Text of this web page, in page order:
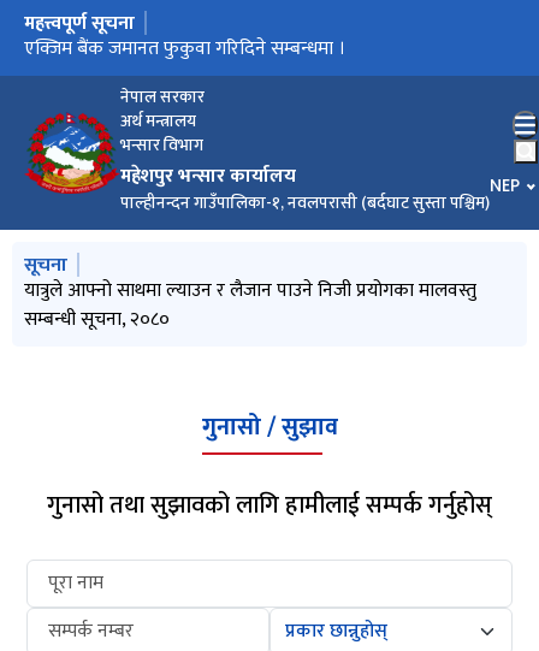
नेपाल सरकार
अर्थ मन्त्रालय
भन्सार विभाग
महेशपुर भन्सार कार्यालय
पाल्हीनन्दन गाउँपालिका-१, नवलपरासी (बर्दघाट सुस्ता पश्चिम)
भाषा
NEP
मुख्य नेभिगेसनमा जानुहोस्
महत्त्वपूर्ण सूचना
हकदावी सम्बन्धी सूचना
एक्जिम बैंक जमानत फुकुवा गरिदिने सम्बन्धमा ।
मालबस्तु लिलाम सम्बन्धी सूचना
बोलपत्र कबोल सम्बन्धी सूचना
महेशपुर भन्सार कार्यालयको सवारी तथा ढुवानीका साधनहरुको लिलाम
सम्बन्धी सूचना
भन्सार जाँचपास, यात्रुले लाने ल्याउने माल वस्तु र राजस्व छुट सम्बन्धी
सूचना
यात्रुले आफ्नो साथमा ल्याउन र लैजान पाउने निजी प्रयोगका मालवस्तु
सम्बन्धी सूचना, २०८०
मुख्य नेभिगेसनमा जानुहोस्
सूचना
यात्रुले आफ्नो साथमा ल्याउन र लैजान पाउने निजी प्रयोगका मालवस्तु
सम्बन्धी सूचना, २०८०
गुनासो / सुझाव
गुनासो तथा सुझावको लागि हामीलाई सम्पर्क गर्नुहोस्
पूरा नाम
सम्पर्क नम्बर